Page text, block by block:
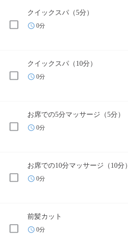
クイックスパ（5分）
0分
クイックスパ（10分）
0分
お席での5分マッサージ（5分）
0分
お席での10分マッサージ（10分）
0分
前髪カット
0分